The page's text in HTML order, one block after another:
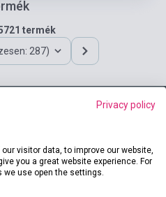
termék
287)
Privacy policy
visitor data, to improve our website,
you a great website experience. For
use open the settings.